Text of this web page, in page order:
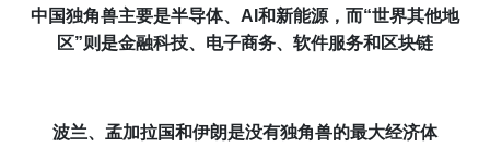
中国独角兽主要是半导体、 AI 和新能源，而“世界其他地
区”则是金融科技、电子商务、 软件服务和区块链
波兰、孟加拉国和伊朗是没有独角兽的最大经济体